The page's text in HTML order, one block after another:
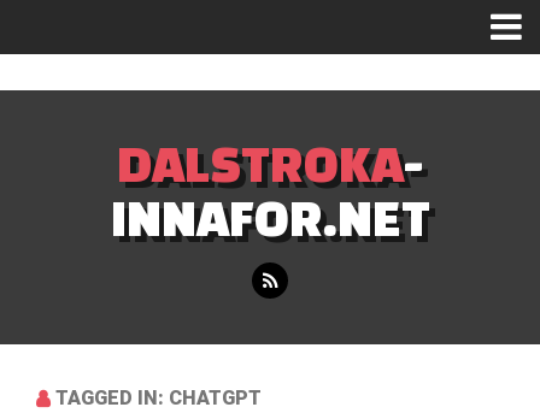
DALSTROKA-
INNAFOR.NET
TAGGED IN: CHATGPT